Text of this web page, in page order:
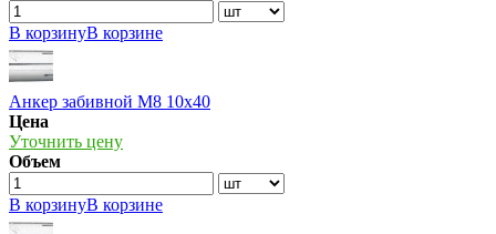
В корзинуВ корзине
Анкер забивной М8 10х40
Цена
Уточнить цену
Объем
В корзинуВ корзине